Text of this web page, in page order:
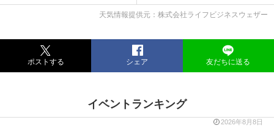
天気情報提供元：株式会社ライフビジネスウェザー
ポストする シェア 友だちに送る
イベントランキング
2026年8月8日